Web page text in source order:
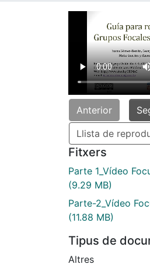
Anterior
Llista de
Fitxers
Parte 1_Vídeo
(9.29 MB)
Parte-2_Vídeo
(11.88 MB)
Tipus de
Altres